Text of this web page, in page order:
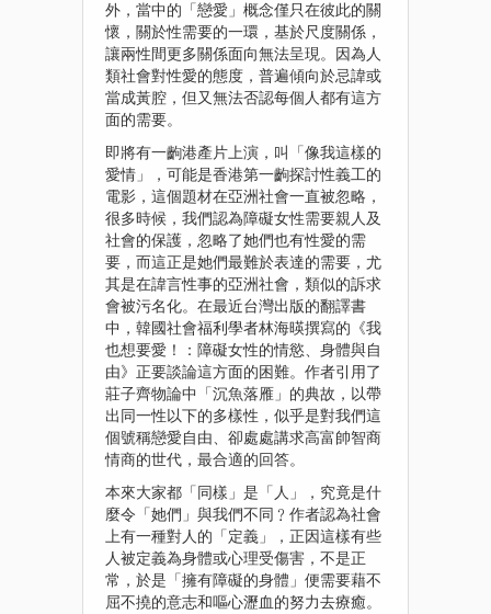
外，當中的「戀愛」概念僅只在彼此的關
懷，關於性需要的一環，基於尺度關係，
讓兩性間更多關係面向無法呈現。因為人
類社會對性愛的態度，普遍傾向於忌諱或
當成黃腔，但又無法否認每個人都有這方
面的需要。
即將有一齣港產片上演，叫「像我這樣的
愛情」，可能是香港第一齣探討性義工的
電影，這個題材在亞洲社會一直被忽略，
很多時候，我們認為障礙女性需要親人及
社會的保護，忽略了她們也有性愛的需
要，而這正是她們最難於表達的需要，尤
其是在諱言性事的亞洲社會，類似的訴求
會被污名化。在最近台灣出版的翻譯書
中，韓國社會福利學者林海暎撰寫的《我
也想要愛！：障礙女性的情慾、身體與自
由》正要談論這方面的困難。作者引用了
莊子齊物論中「沉魚落雁」的典故，以帶
出同一性以下的多樣性，似乎是對我們這
個號稱戀愛自由、卻處處講求高富帥智商
情商的世代，最合適的回答。
本來大家都「同樣」是「人」，究竟是什
麼令「她們」與我們不同﹖作者認為社會
上有一種對人的「定義」，正因這樣有些
人被定義為身體或心理受傷害，不是正
常，於是「擁有障礙的身體」便需要藉不
屈不撓的意志和嘔心瀝血的努力去療癒。